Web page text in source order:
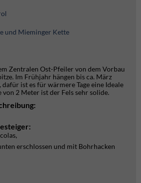
und Mieminger Kette
Zentralen Ost-Pfeiler von dem Vorbau
Im Frühjahr hängen bis ca. März
dafür ist es für wärmere Tage eine Ideale
von 2 Meter ist der Fels sehr solide.
erschlossen und mit Bohrhacken